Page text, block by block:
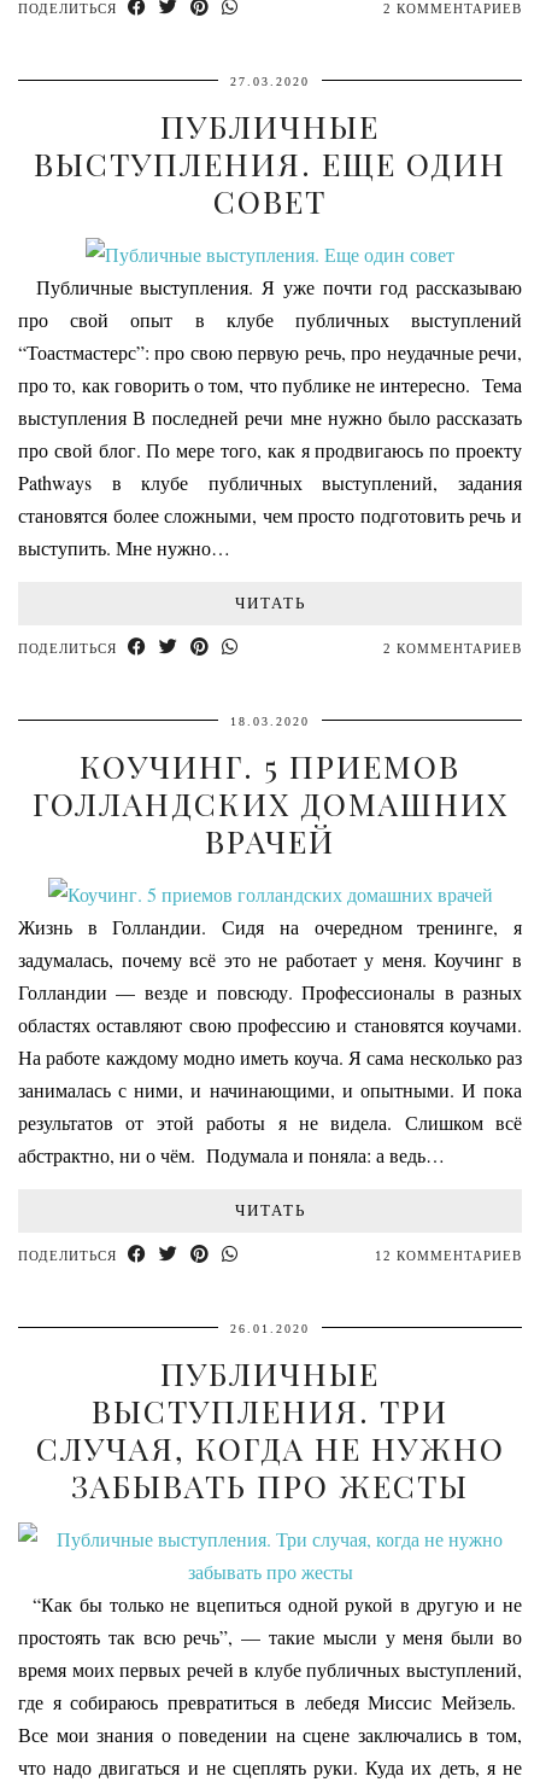
ПОДЕЛИТЬСЯ 2 КОММЕНТАРИЕВ
27.03.2020
ПУБЛИЧНЫЕ
ВЫСТУПЛЕНИЯ. ЕЩЕ ОДИН
СОВЕТ
Публичные выступления. Я уже почти год рассказываю
про свой опыт в клубе публичных выступлений
“Тоастмастерс”: про свою первую речь, про неудачные речи,
про то, как говорить о том, что публике не интересно. Тема
выступления В последней речи мне нужно было рассказать
про свой блог. По мере того, как я продвигаюсь по проекту
Pathways в клубе публичных выступлений, задания
становятся более сложными, чем просто подготовить речь и
выступить. Мне нужно…
ЧИТАТЬ
ПОДЕЛИТЬСЯ 2 КОММЕНТАРИЕВ
18.03.2020
КОУЧИНГ. 5 ПРИЕМОВ
ГОЛЛАНДСКИХ ДОМАШНИХ
ВРАЧЕЙ
Жизнь в Голландии. Сидя на очередном тренинге, я
задумалась, почему всё это не работает у меня. Коучинг в
Голландии — везде и повсюду. Профессионалы в разных
областях оставляют свою профессию и становятся коучами.
На работе каждому модно иметь коуча. Я сама несколько раз
занималась с ними, и начинающими, и опытными. И пока
результатов от этой работы я не видела. Слишком всё
абстрактно, ни о чём. Подумала и поняла: а ведь…
ЧИТАТЬ
ПОДЕЛИТЬСЯ 12 КОММЕНТАРИЕВ
26.01.2020
ПУБЛИЧНЫЕ
ВЫСТУПЛЕНИЯ. ТРИ
СЛУЧАЯ, КОГДА НЕ НУЖНО
ЗАБЫВАТЬ ПРО ЖЕСТЫ
“Как бы только не вцепиться одной рукой в другую и не
простоять так всю речь”, — такие мысли у меня были во
время моих первых речей в клубе публичных выступлений,
где я собираюсь превратиться в лебедя Миссис Мейзель.
Все мои знания о поведении на сцене заключались в том,
что надо двигаться и не сцеплять руки. Куда их деть, я не